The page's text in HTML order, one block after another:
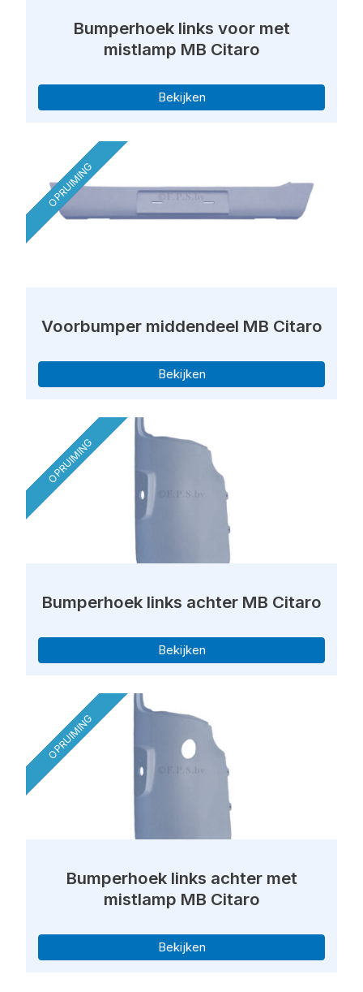
Bumperhoek links voor met
mistlamp MB Citaro
Bekijken
OPRUIMING
Voorbumper middendeel MB Citaro
Bekijken
OPRUIMING
Bumperhoek links achter MB Citaro
Bekijken
OPRUIMING
Bumperhoek links achter met
mistlamp MB Citaro
Bekijken